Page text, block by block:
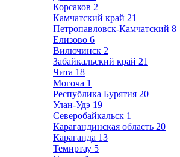
Корсаков 2
Камчатский край 21
Петропавловск-Камчатский 8
Елизово 6
Вилючинск 2
Забайкальский край 21
Чита 18
Могоча 1
Республика Бурятия 20
Улан-Удэ 19
Северобайкальск 1
Карагандинская область 20
Караганда 13
Темиртау 5